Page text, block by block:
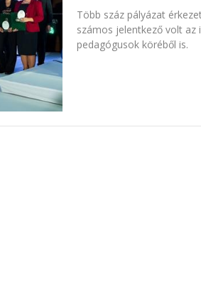
Több száz pályázat
számos jelentkező volt
pedagógusok köréből is.